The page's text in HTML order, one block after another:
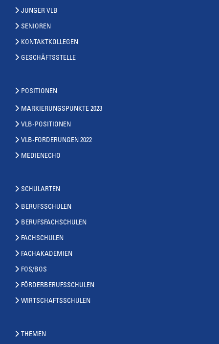
JUNGER VLB
SENIOREN
KONTAKTKOLLEGEN
GESCHÄFTSSTELLE
POSITIONEN
MARKIERUNGSPUNKTE 2023
VLB-POSITIONEN
VLB-FORDERUNGEN 2022
MEDIENECHO
SCHULARTEN
BERUFSSCHULEN
BERUFSFACHSCHULEN
FACHSCHULEN
FACHAKADEMIEN
FOS/BOS
FÖRDERBERUFSSCHULEN
WIRTSCHAFTSSCHULEN
THEMEN